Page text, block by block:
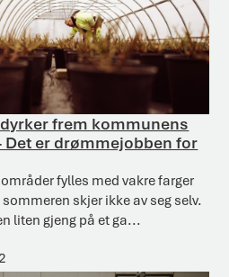
frem kommunens
Det er drømmejobben for
fylles med vakre farger
skjer ikke av seg selv.
liten gjeng på et ga...